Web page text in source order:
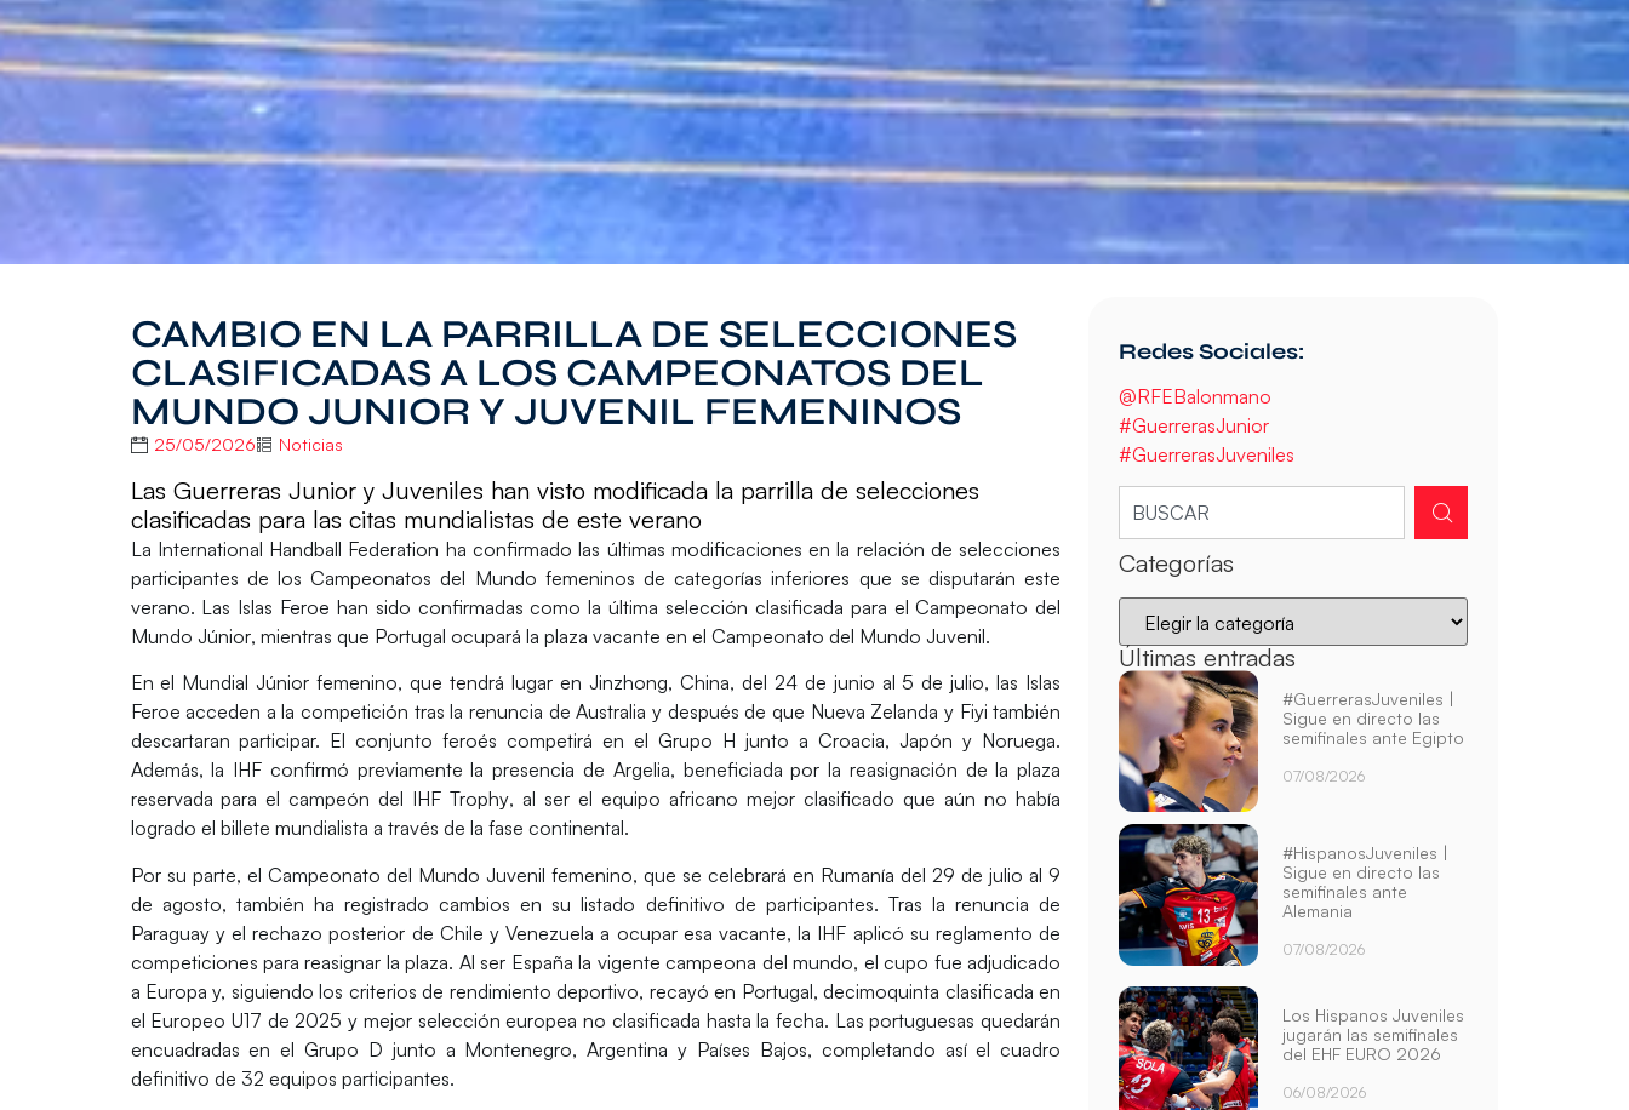
CAMBIO EN LA PARRILLA DE SELECCIONES
CLASIFICADAS A LOS CAMPEONATOS DEL
MUNDO JUNIOR Y JUVENIL FEMENINOS
25/05/2026 Noticias
Las Guerreras Junior y Juveniles han visto modificada la parrilla de selecciones
clasificadas para las citas mundialistas de este verano
La International Handball Federation ha confirmado las últimas modificaciones en la relación de selecciones
participantes de losCampeonatos del Mundo femeninos de categorías inferiores que se disputarán este
verano. Las Islas Feroe han sido confirmadas como la última selección clasificada para elCampeonato del
Mundo Júnior, mientras que Portugal ocupará la plaza vacante en el Campeonato del Mundo Juvenil.
En el Mundial Júnior femenino, que tendrá lugar en Jinzhong, China, del 24 de junio al 5 de julio, las Islas
Feroe acceden a la competición tras la renuncia deAustralia y después de que Nueva Zelanda y Fiyi también
descartaran participar. El conjunto feroés competirá en el Grupo H junto aCroacia,Japón y Noruega.
Además, la IHF confirmó previamente la presencia de Argelia, beneficiada por la reasignación de la plaza
reservada para el campeón del IHF Trophy, al ser el equipo africano mejor clasificado que aún no había
logrado el billete mundialista a través de la fase continental.
Por su parte, el Campeonato del Mundo Juvenil femenino, que se celebrará en Rumanía del 29 de julio al 9
de agosto, también ha registrado cambios en su listado definitivo de participantes. Tras la renuncia de
Paraguayy el rechazo posterior de Chile yVenezuela a ocupar esa vacante, la IHF aplicó su reglamento de
competiciones para reasignar la plaza. Al ser España la vigente campeona del mundo, el cupo fue adjudicado
a Europa y, siguiendo los criterios de rendimiento deportivo, recayó en Portugal, decimoquinta clasificada en
el Europeo U17 de 2025 y mejor selección europea no clasificada hasta la fecha. Las portuguesas quedarán
encuadradas en el Grupo D junto a Montenegro,Argentina y Países Bajos, completando así el cuadro
definitivo de 32 equipos participantes.
Redes Sociales:
@RFEBalonmano
#GuerrerasJunior
#GuerrerasJuveniles
Categorías
Últimas entradas
#GuerrerasJuveniles |
Sigue en directo las
semifinales ante Egipto
07/08/2026
#HispanosJuveniles |
Sigue en directo las
semifinales ante
Alemania
07/08/2026
Los Hispanos Juveniles
jugarán las semifinales
del EHF EURO 2026
06/08/2026